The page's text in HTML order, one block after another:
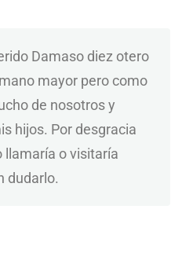
Damaso diez otero
mayor pero como
de nosotros y
hijos. Por desgracia
llamaría o visitaría
dudarlo.